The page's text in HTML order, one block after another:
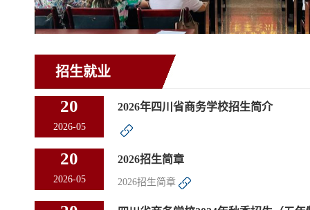
招生就业
20
2026-05
2026年四川省商务学校招生简介
20
2026-05
2026招生简章
2026招生简章